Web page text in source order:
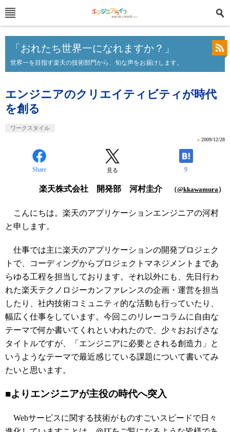
「おれたち世界一になれますか？」
世界一を目指す楽天の技術部門から、旬な声をお届けします。
エンジニアのクリエイティビティが時代
を創る
ワークスタイル
» 2009/12/28
Share 見る 9
楽天株式会社 開発部 河村圭介 （@kkawamura）
こんにちは。楽天のアプリケーションエンジニアの河村
と申します。
仕事では主に楽天のアプリケーションの開発プロジェク
トで、コーディングからプロジェクトマネジメントまであ
らゆる工程を担当しております。それ以外にも、先日行わ
れた楽天テクノロジーカンファレンスの企画・運営を担当
したり、社内技術コミュニティ的な活動も行っていたり、
幅広く仕事をしています。今回このリレーコラムに自由な
テーマで何か書いてくれといわれたので、少々おおげさな
タイトルですが、「エンジニアに必要とされる創造力」と
いうようなテーマで最近感じている課題について書いてみ
たいと思います。
■よりエンジニアが主役の時代へ突入
Webサービスに関する技術がものすごいスピードで日々